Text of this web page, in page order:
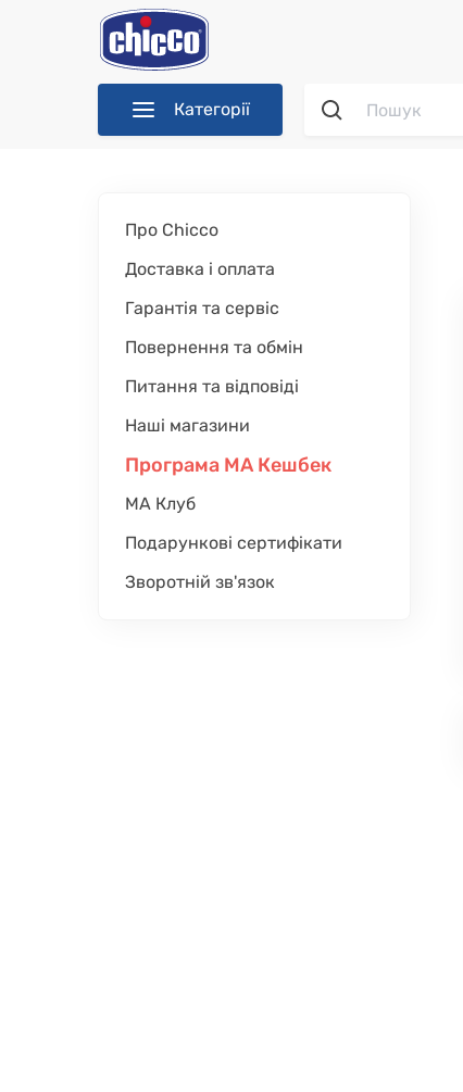
Категорії
Про Chicco
Доставка і оплата
Гарантія та сервіс
Повернення та обмін
Питання та відповіді
Наші магазини
Програма МА Кешбек
МА Клуб
Подарункові сертифікати
Зворотній зв'язок